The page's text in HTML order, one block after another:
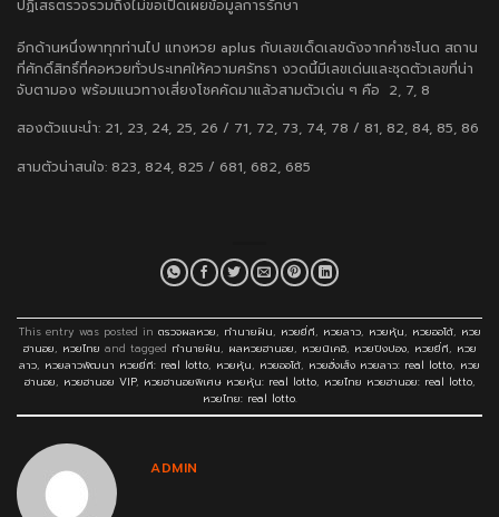
ปฏิเสธตรวจรวมถึงไม่ขอเปิดเผยข้อมูลการรักษา
อีกด้านหนึ่งพาทุกท่านไป แทงหวย aplus กับเลขเด็ดเลขดังจากคำชะโนด สถาน
ที่ศักดิ์สิทธิ์ที่คอหวยทั่วประเทศให้ความศรัทธา งวดนี้มีเลขเด่นและชุดตัวเลขที่น่า
จับตามอง พร้อมแนวทางเสี่ยงโชคคัดมาแล้วสามตัวเด่น ๆ คือ 2, 7, 8
สองตัวแนะนำ: 21, 23, 24, 25, 26 / 71, 72, 73, 74, 78 / 81, 82, 84, 85, 86
สามตัวน่าสนใจ: 823, 824, 825 / 681, 682, 685
This entry was posted in ตรวจผลหวย, ทำนายฝัน, หวยยี่กี, หวยลาว, หวยหุ้น, หวยออโต้, หวย
ฮานอย, หวยไทย and tagged ทำนายฝัน, ผลหวยฮานอย, หวยนิเคอิ, หวยปิงปอง, หวยยี่กี, หวย
ลาว, หวยลาวพัฒนา หวยยี่กี: real lotto, หวยหุ้น, หวยออโต้, หวยฮั่งเส็ง หวยลาว: real lotto, หวย
ฮานอย, หวยฮานอย VIP, หวยฮานอยพิเศษ หวยหุ้น: real lotto, หวยไทย หวยฮานอย: real lotto,
หวยไทย: real lotto.
ADMIN